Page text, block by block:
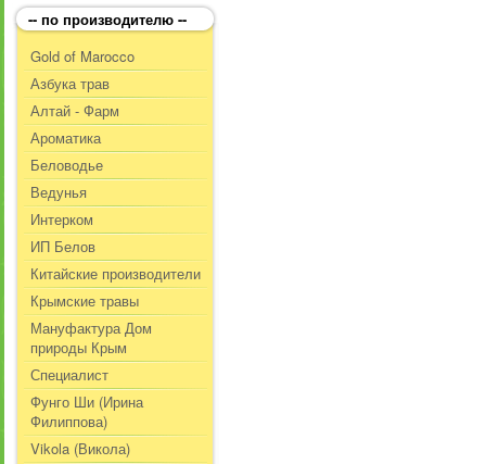
-- по производителю --
Gold of Marocco
Азбука трав
Алтай - Фарм
Ароматика
Беловодье
Ведунья
Интерком
ИП Белов
Китайские производители
Крымские травы
Мануфактура Дом
природы Крым
Специалист
Фунго Ши (Ирина
Филиппова)
Vikola (Викола)